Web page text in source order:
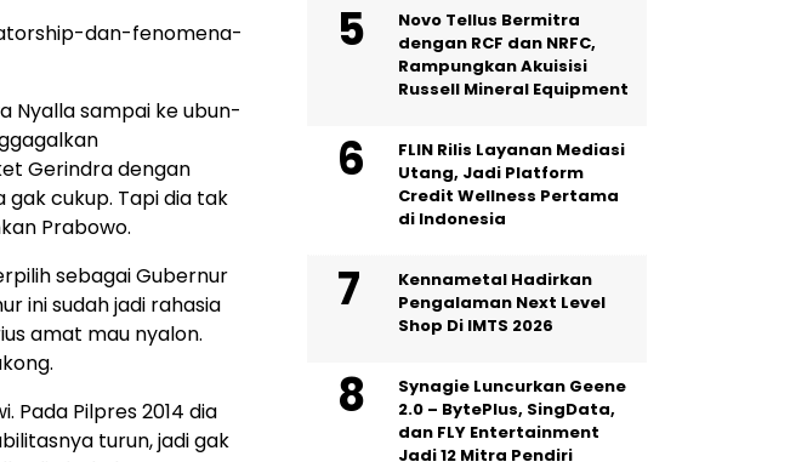
dan-fenomena-
Nyalla sampai ke ubun-
Gerindra dengan
gak cukup. Tapi dia tak
Prabowo.
sebagai Gubernur
ini sudah jadi rahasia
amat mau nyalon.
Pada Pilpres 2014 dia
turun, jadi gak
Novo Tellus Bermitra
dengan RCF dan NRFC,
Rampungkan Akuisisi
Russell Mineral Equipment
FLIN Rilis Layanan Mediasi
Utang, Jadi Platform
Credit Wellness Pertama
di Indonesia
Kennametal Hadirkan
Pengalaman Next Level
Shop Di IMTS 2026
Synagie Luncurkan Geene
2.0 – BytePlus, SingData,
dan FLY Entertainment
Jadi 12 Mitra Pendiri